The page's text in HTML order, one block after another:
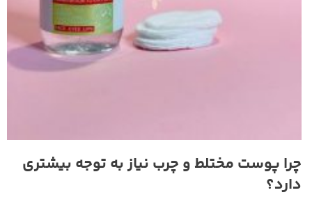
چرا پوست مختلط و چرب نیاز به توجه بیشتری
دارد؟